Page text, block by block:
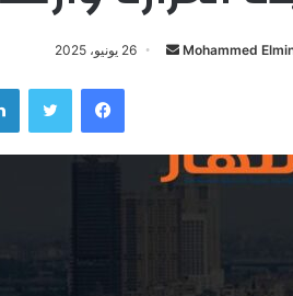
Mohammed
ب
ر
26 يونيو، 2025
فيسبوك